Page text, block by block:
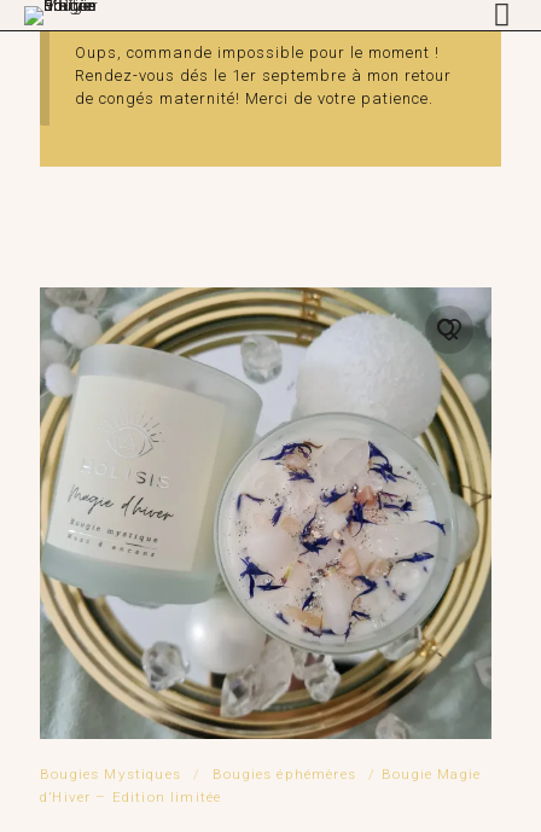
Oups, commande impossible pour le moment !
Rendez-vous dés le 1er septembre à mon retour
de congés maternité! Merci de votre patience.
Bougies Mystiques / Bougies éphémères / Bougie Magie
d’Hiver – Edition limitée